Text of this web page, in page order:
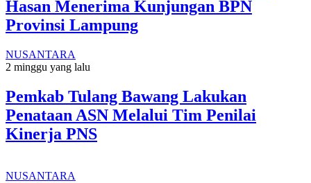
Hasan Menerima Kunjungan BPN
Provinsi Lampung
NUSANTARA
2 minggu yang lalu
Pemkab Tulang Bawang Lakukan
Penataan ASN Melalui Tim Penilai
Kinerja PNS
NUSANTARA